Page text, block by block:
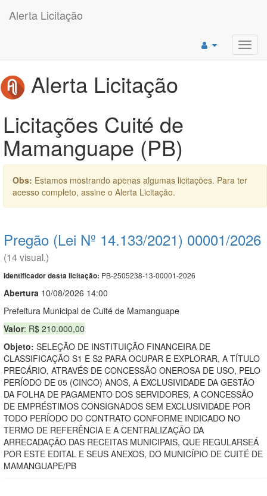
Alerta Licitação
Alerta Licitação
Licitações Cuité de
Mamanguape (PB)
Obs: Estamos mostrando apenas algumas licitações. Para ter
acesso completo, assine o Alerta Licitação.
Pregão (Lei Nº 14.133/2021) 00001/2026
(14 visual.)
Identificador desta licitação: PB-2505238-13-00001-2026
Abertura 10/08/2026 14:00
Prefeitura Municipal de Cuité de Mamanguape
Valor: R$ 210.000,00
Objeto: SELEÇÃO DE INSTITUIÇÃO FINANCEIRA DE
CLASSIFICAÇÃO S1 E S2 PARA OCUPAR E EXPLORAR, A TÍTULO
PRECÁRIO, ATRAVÉS DE CONCESSÃO ONEROSA DE USO, PELO
PERÍODO DE 05 (CINCO) ANOS, A EXCLUSIVIDADE DA GESTÃO
DA FOLHA DE PAGAMENTO DOS SERVIDORES, A CONCESSÃO
DE EMPRÉSTIMOS CONSIGNADOS SEM EXCLUSIVIDADE POR
TODO PERÍODO DO CONTRATO CONFORME INDICADO NO
TERMO DE REFERÊNCIA E A CENTRALIZAÇÃO DA
ARRECADAÇÃO DAS RECEITAS MUNICIPAIS, QUE REGULARSEÁ
POR ESTE EDITAL E SEUS ANEXOS, DO MUNICÍPIO DE CUITÉ DE
MAMANGUAPE/PB